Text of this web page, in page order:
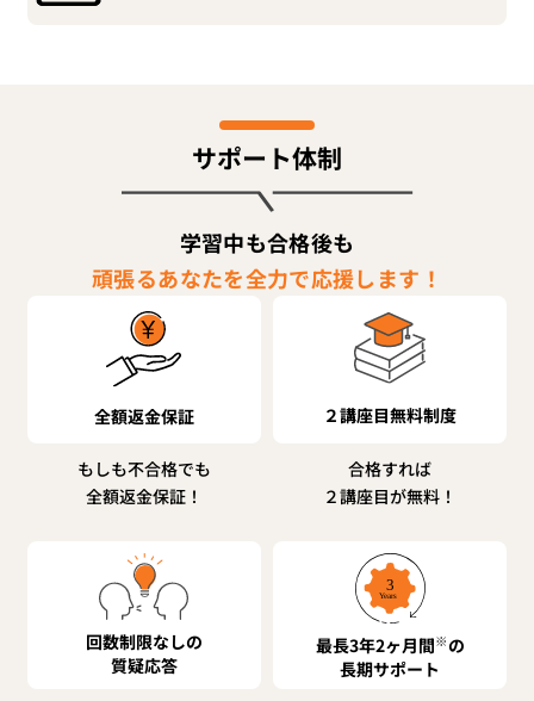
サポート体制
学習中も合格後も
頑張るあなたを全力で応援します！
全額返金保証
もしも不合格でも
全額返金保証！
２講座目無料制度
合格すれば
２講座目が無料！
回数制限なしの
質疑応答
最長3年2ヶ月間※ の
長期サポート